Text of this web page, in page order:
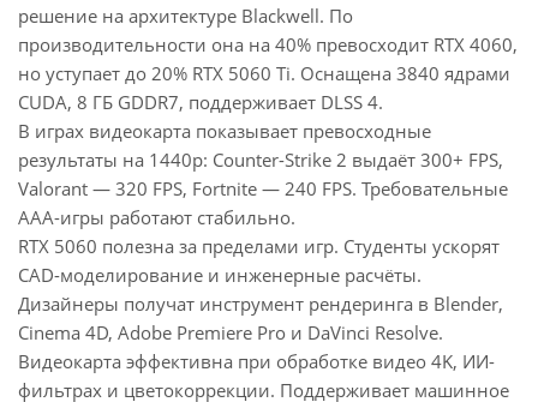
решение на архитектуре Blackwell. По
производительности она на 40% превосходит RTX 4060,
но уступает до 20% RTX 5060 Ti. Оснащена 3840 ядрами
CUDA, 8 ГБ GDDR7, поддерживает DLSS 4.
В играх видеокарта показывает превосходные
результаты на 1440p: Counter-Strike 2 выдаёт 300+ FPS,
Valorant — 320 FPS, Fortnite — 240 FPS. Требовательные
AAA-игры работают стабильно.
RTX 5060 полезна за пределами игр. Студенты ускорят
CAD-моделирование и инженерные расчёты.
Дизайнеры получат инструмент рендеринга в Blender,
Cinema 4D, Adobe Premiere Pro и DaVinci Resolve.
Видеокарта эффективна при обработке видео 4K, ИИ-
фильтрах и цветокоррекции. Поддерживает машинное